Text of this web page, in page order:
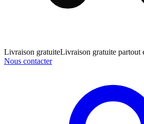
Livraison gratuiteLivraison gratuite partout
Nous contacter